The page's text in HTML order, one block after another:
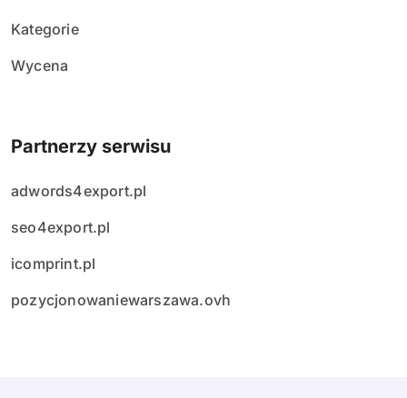
Kategorie
Wycena
Partnerzy serwisu
adwords4export.pl
seo4export.pl
icomprint.pl
pozycjonowaniewarszawa.ovh